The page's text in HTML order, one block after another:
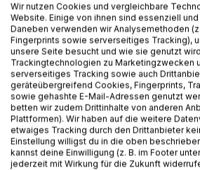
"Munich: Watercolour Walks" is the
countless days spent discovering
seen through the eyes of an urban
admirer.
AUTOR/IN
PRESSESTIMMEN
Wir nutzen Cookies und vergleichbare
Website. Einige von ihnen sind essenziell
Daneben verwenden wir Analysemethoden
Fingerprints sowie serverseitiges Tracking),
unsere Seite besucht und wie sie genutzt
Trackingtechnologien zu Marketingzwecken
serverseitiges Tracking sowie auch
geräteübergreifend Cookies, Fingerprints,
sowie gehashte E-Mail-Adressen genutzt
betten wir zudem Drittinhalte von anderen
Plattformen). Wir haben auf die weitere
etwaiges Tracking durch den Drittanbieter
Einstellung willigst du in die oben
kannst deine Einwilligung (z. B. im Footer
jederzeit mit Wirkung für die Zukunft